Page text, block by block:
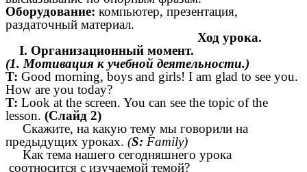
Оборудование: компьютер, презентация,
раздаточный материал.
Ход урока.
I. Организационный момент.
(1. Мотивация к учебной деятельности.)
T: Good morning, boys and girls! I am glad to see you.
How are you today?
T: Look at the screen. You can see the topic of the
lesson. (Слайд 2)
Скажите, на какую тему мы говорили на
предыдущих уроках. (S: Family)
Как тема нашего сегодняшнего урока
соотносится с изучаемой темой?